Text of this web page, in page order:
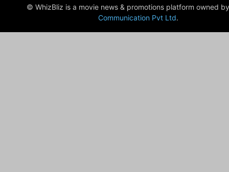
© WhizBliz is a movie news & promotions platform owned by
Communication Pvt Ltd.